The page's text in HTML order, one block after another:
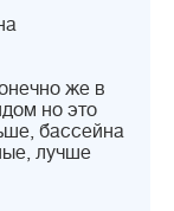
же в
но это
бассейна
лучше